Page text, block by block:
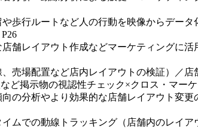
歩行ルートなど人の行動を映像からデータ
舗レイアウト作成などマーケティングに活
売場配置など店内レイアウトの検証）／店
ど掲示物の視認性チェック×クロス・マー
の分析やより効果的な店舗レイアウト変更
ムでの動線トラッキング（店舗内のレイア